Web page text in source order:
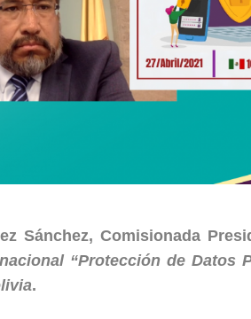
Sánchez, Comisionada
“Protección de Datos
.